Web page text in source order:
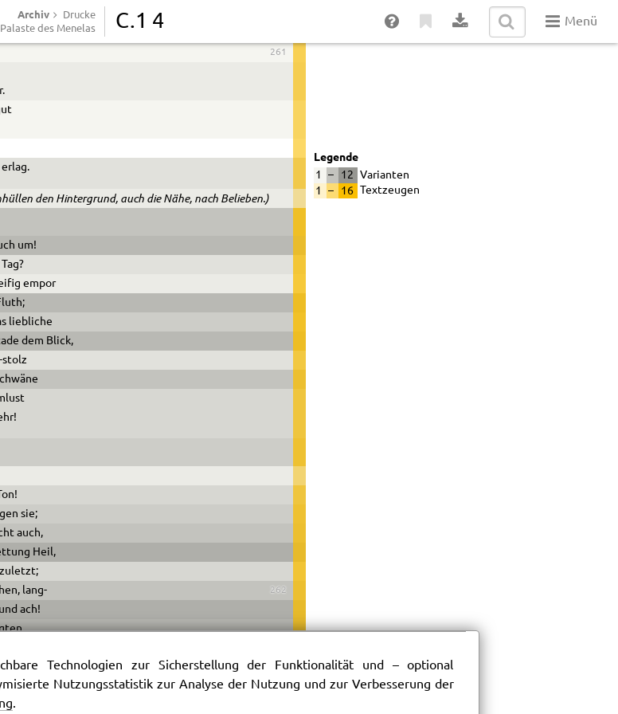
Archiv Drucke
des Menelas C.1 4 Menü
261
den Hintergrund, auch die Nähe, nach Belieben.)
um!
empor
liebliche
dem Blick,
stolz
sie;
auch,
Heil,
262
lang-
ach!
Legende
1 – 12
Varianten
1
– 16 Textzeugen
Technologien zur Sicherstellung der Funktionalität und – optional
Nutzungsstatistik zur Analyse der Nutzung und zur Verbesserung der
.